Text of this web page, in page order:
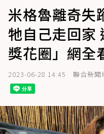
米格魯離奇失
牠自己走回家
獎花圈」網全
2023-06-28 14:45 聯合新聞